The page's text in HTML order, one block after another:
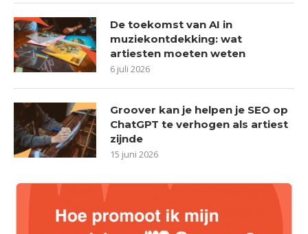
De toekomst van AI in
muziekontdekking: wat
artiesten moeten weten
6 juli 2026
Groover kan je helpen je SEO op
ChatGPT te verhogen als artiest
zijnde
15 juni 2026